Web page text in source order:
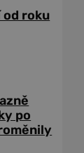
od roku
po